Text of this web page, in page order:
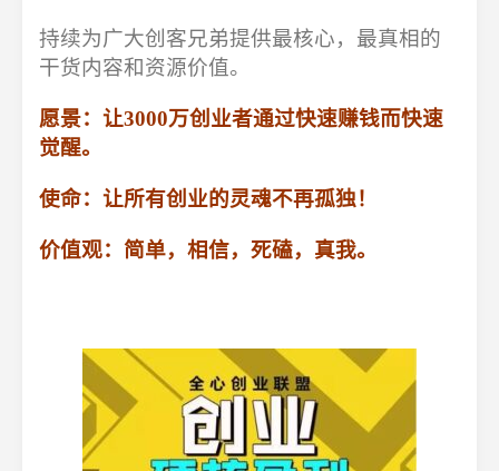
持续为广大创客兄弟提供最核心，最真相的
干货内容和资源价值。
愿景： 让3000万创业者通过快速赚钱而快速
觉醒。
使命： 让所有创业的灵魂不再孤独！
价值观： 简单，相信，死磕，真我。